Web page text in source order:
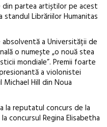
partea artiștilor pe acest
Librăriilor Humanitas
a Universității de
o numește „o nouă stea
mondiale”. Premii foarte
a violonistei
Michael Hill din Noua
la reputatul concurs de la
concursul Regina Elisabetha